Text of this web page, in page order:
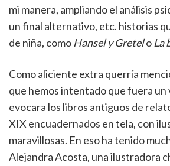
mi manera, ampliando el análisis
un final alternativo, etc. historias
de niña, como Hansel y Gretelo La
Como aliciente extra querría
que hemos intentado que fuera un
evocara los libros antiguos de
XIX encuadernados en tela, con
maravillosas. En eso ha tenido
Alejandra Acosta, una ilustradora